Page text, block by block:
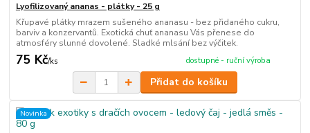
Lyofilizovaný ananas - plátky - 25 g
Křupavé plátky mrazem sušeného ananasu - bez přidaného cukru,
barviv a konzervantů. Exotická chuť ananasu Vás přenese do
atmosféry slunné dovolené. Sladké mlsání bez výčitek.
75 Kč/ks dostupné - ruční výroba
Přidat do košíku
Novinka